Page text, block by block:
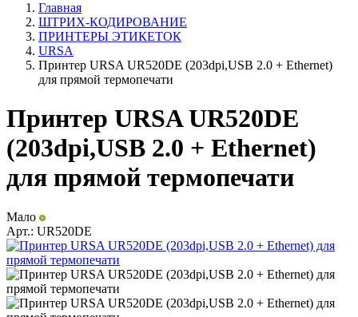
Главная
ШТРИХ-КОДИРОВАНИЕ
ПРИНТЕРЫ ЭТИКЕТОК
URSA
Принтер URSA UR520DE (203dpi,USB 2.0 + Ethernet)
для прямой термопечати
Принтер URSA UR520DE
(203dpi,USB 2.0 + Ethernet)
для прямой термопечати
Мало
Арт.: UR520DE